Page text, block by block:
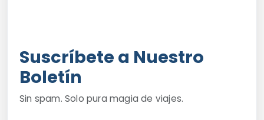
Suscríbete a Nuestro
Boletín
Sin spam. Solo pura magia de viajes.